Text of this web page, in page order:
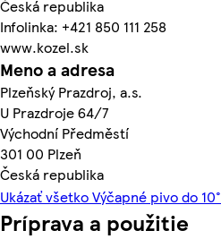
Česká republika
Infolinka: +421 850 111 258
www.kozel.sk
Meno a adresa
Plzeňský Prazdroj, a.s.
U Prazdroje 64/7
Východní Předměstí
301 00 Plzeň
Česká republika
Ukázať všetko Výčapné pivo do 10°
Príprava a použitie